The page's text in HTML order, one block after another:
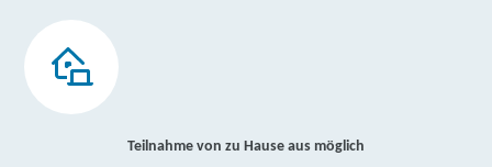
Teilnahme von zu Hause aus möglich